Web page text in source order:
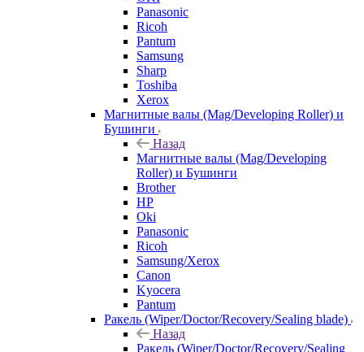
Panasonic
Ricoh
Pantum
Samsung
Sharp
Toshiba
Xerox
Магнитные валы (Mag/Developing Roller) и
Бушинги
Назад
Магнитные валы (Mag/Developing
Roller) и Бушинги
Brother
HP
Oki
Panasonic
Ricoh
Samsung/Xerox
Canon
Kyocera
Pantum
Ракель (Wiper/Doctor/Recovery/Sealing blade)
Назад
Ракель (Wiper/Doctor/Recovery/Sealing